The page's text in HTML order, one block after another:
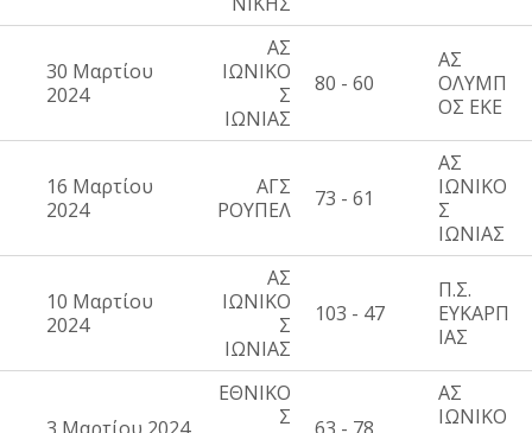
30 Μαρτίου
2024
ΑΣ
ΙΩΝΙΚΟ
Σ
ΙΩΝΙΑΣ
80 - 60
ΑΣ
ΟΛΥΜΠ
ΟΣ ΕΚΕ
16 Μαρτίου
2024
ΑΓΣ
ΡΟΥΠΕΛ
73 - 61
ΑΣ
ΙΩΝΙΚΟ
Σ
ΙΩΝΙΑΣ
10 Μαρτίου
2024
ΑΣ
ΙΩΝΙΚΟ
Σ
ΙΩΝΙΑΣ
103 - 47
Π.Σ.
ΕΥΚΑΡΠ
ΙΑΣ
ΕΘΝΙΚΟ
Σ
ΑΣ
ΙΩΝΙΚΟ